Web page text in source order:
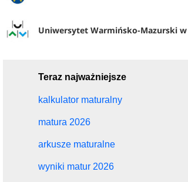
Uniwersytet Warmińsko-Mazurski w Olsztynie
Teraz najważniejsze
kalkulator maturalny
matura 2026
arkusze maturalne
wyniki matur 2026